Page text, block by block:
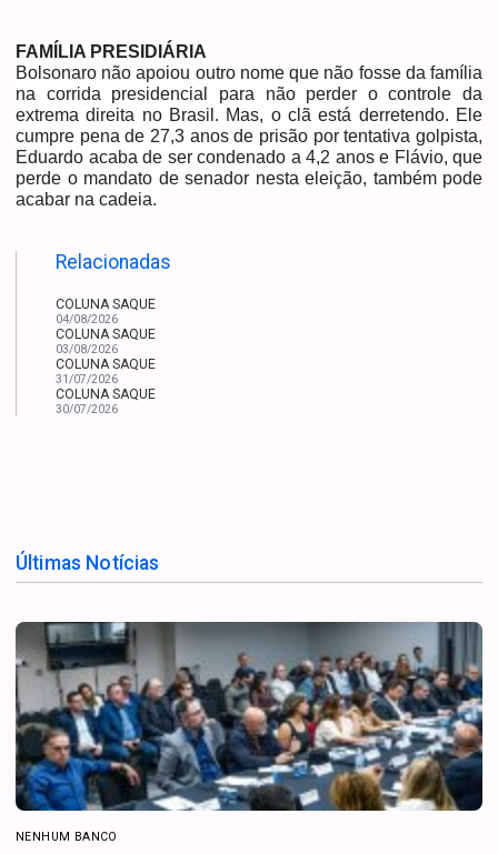
FAMÍLIA PRESIDIÁRIA
Bolsonaro não apoiou outro nome que não fosse da família
na corrida presidencial para não perder o controle da
extrema direita no Brasil. Mas, o clã está derretendo. Ele
cumpre pena de 27,3 anos de prisão por tentativa golpista,
Eduardo acaba de ser condenado a 4,2 anos e Flávio, que
perde o mandato de senador nesta eleição, também pode
acabar na cadeia.
Relacionadas
COLUNA SAQUE
04/08/2026
COLUNA SAQUE
03/08/2026
COLUNA SAQUE
31/07/2026
COLUNA SAQUE
30/07/2026
Últimas Notícias
NENHUM BANCO